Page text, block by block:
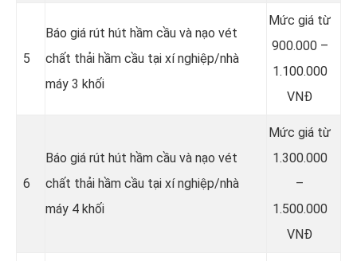
5
Báo giá rút hút hầm cầu và nạo vét
chất thải hầm cầu tại xí nghiệp/nhà
máy 3 khối
Mức giá từ
900.000 –
1.100.000
VNĐ
6
Báo giá rút hút hầm cầu và nạo vét
chất thải hầm cầu tại xí nghiệp/nhà
máy 4 khối
Mức giá từ
1.300.000
–
1.500.000
VNĐ